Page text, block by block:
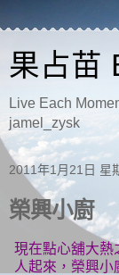
果占苗
Live Each
jamel_zysk
2011年1月21日 星
榮興小廚
現在點心舖大熱
人起來，榮興